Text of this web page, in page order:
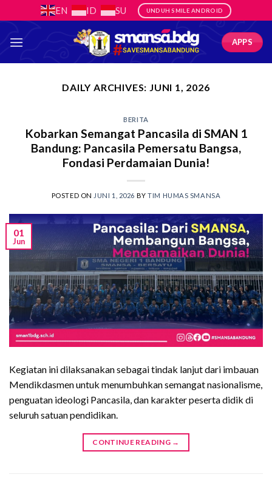
to
content
EN ID SU UNDUH SMILE ANDROID
APPS
DAILY ARCHIVES: JUNI 1, 2026
BERITA
Kobarkan Semangat Pancasila di SMAN 1
Bandung: Pancasila Pemersatu Bangsa,
Fondasi Perdamaian Dunia!
POSTED ON JUNI 1, 2026 BYTIM HUMAS SMANSA
01
Jun
Kegiatan ini dilaksanakan sebagai tindak lanjut dari imbauan
Mendikdasmen untuk menumbuhkan semangat nasionalisme,
penguatan ideologi Pancasila, dan karakter peserta didik di
seluruh satuan pendidikan.
CONTINUE READING →